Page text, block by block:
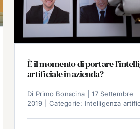
È il momento di portare
artificiale in azienda?
Di Primo Bonacina
17 Settembre
2019
Categorie: Intelligenza